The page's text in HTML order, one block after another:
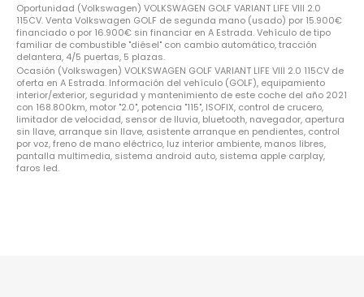
Oportunidad (Volkswagen) VOLKSWAGEN GOLF VARIANT LIFE VIII 2.0
115CV. Venta Volkswagen GOLF de segunda mano (usado) por 15.900€
financiado o por 16.900€ sin financiar en A Estrada. Vehículo de tipo
familiar de combustible "diésel" con cambio automático, tracción
delantera, 4/5 puertas, 5 plazas.
Ocasión (Volkswagen) VOLKSWAGEN GOLF VARIANT LIFE VIII 2.0 115CV de
oferta en A Estrada. Información del vehículo (GOLF), equipamiento
interior/exterior, seguridad y mantenimiento de este coche del año 2021
con 168.800km, motor "2.0", potencia "115", ISOFIX, control de crucero,
limitador de velocidad, sensor de lluvia, bluetooth, navegador, apertura
sin llave, arranque sin llave, asistente arranque en pendientes, control
por voz, freno de mano eléctrico, luz interior ambiente, manos libres,
pantalla multimedia, sistema android auto, sistema apple carplay,
faros led.